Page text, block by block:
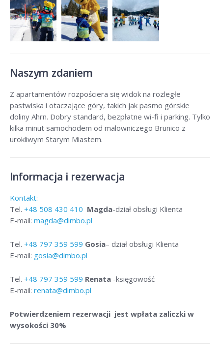
Naszym zdaniem
Z apartamentów rozpościera się widok na rozległe
pastwiska i otaczające góry, takich jak pasmo górskie
doliny Ahrn. Dobry standard, bezpłatne wi-fi i parking. Tylko
kilka minut samochodem od malowniczego Brunico z
urokliwym Starym Miastem.
Informacja i rezerwacja
Kontakt:
Tel. +48 508 430 410 Magda-dział obsługi Klienta
E-mail: magda@dimbo.pl
Tel. +48 797 359 599 Gosia– dział obsługi Klienta
E-mail: gosia@dimbo.pl
Tel. +48 797 359 599 Renata -księgowość
E-mail: renata@dimbo.pl
Potwierdzeniem rezerwacji jest wpłata zaliczki w
wysokości 30%